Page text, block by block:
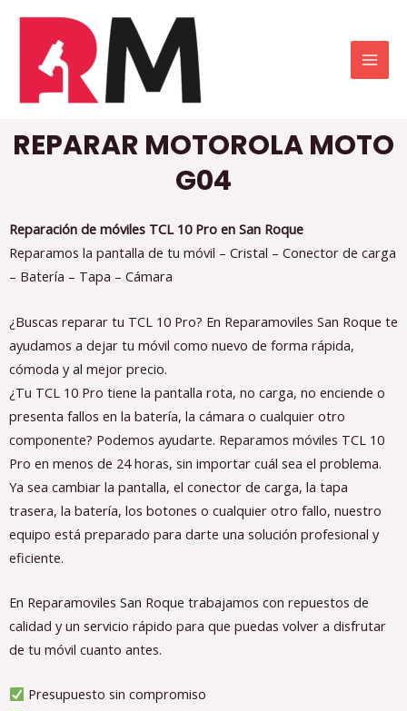
REPARAR MOTOROLA MOTO
G04
Reparación de móviles TCL 10 Pro en San Roque
Reparamos la pantalla de tu móvil – Cristal – Conector de carga
– Batería – Tapa – Cámara
¿Buscas reparar tu TCL 10 Pro? En Reparamoviles San Roque te
ayudamos a dejar tu móvil como nuevo de forma rápida,
cómoda y al mejor precio.
¿Tu TCL 10 Pro tiene la pantalla rota, no carga, no enciende o
presenta fallos en la batería, la cámara o cualquier otro
componente? Podemos ayudarte. Reparamos móviles TCL 10
Pro en menos de 24 horas, sin importar cuál sea el problema.
Ya sea cambiar la pantalla, el conector de carga, la tapa
trasera, la batería, los botones o cualquier otro fallo, nuestro
equipo está preparado para darte una solución profesional y
eficiente.
En Reparamoviles San Roque trabajamos con repuestos de
calidad y un servicio rápido para que puedas volver a disfrutar
de tu móvil cuanto antes.
Presupuesto sin compromiso